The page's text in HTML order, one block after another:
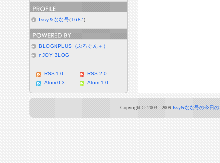
Issy＆なな号(1687)
BLOGNPLUS（ぶろぐん＋）
nJOY BLOG
RSS 1.0
RSS 2.0
Atom 0.3
Atom 1.0
Copyright © 2003 - 2009 Issy&なな号の今日